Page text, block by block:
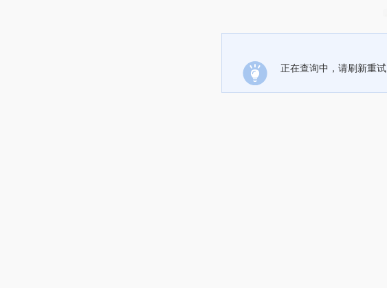
正在查询中，请刷新重试